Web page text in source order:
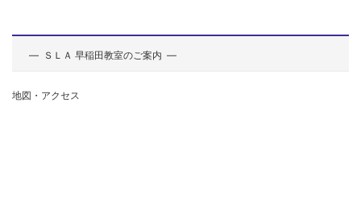
— ＳＬＡ 早稲田教室のご案内 —
地図・アクセス